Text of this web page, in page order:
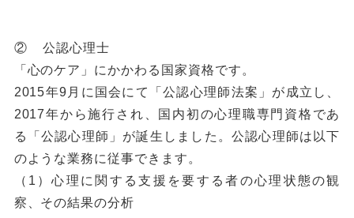
② 公認心理士
「心のケア」にかかわる国家資格です。
2015年9月に国会にて「公認心理師法案」が成立し、
2017年から施行され、国内初の心理職専門資格であ
る「公認心理師」が誕生しました。公認心理師は以下
のような業務に従事できます。
（1）心理に関する支援を要する者の心理状態の観
察、その結果の分析